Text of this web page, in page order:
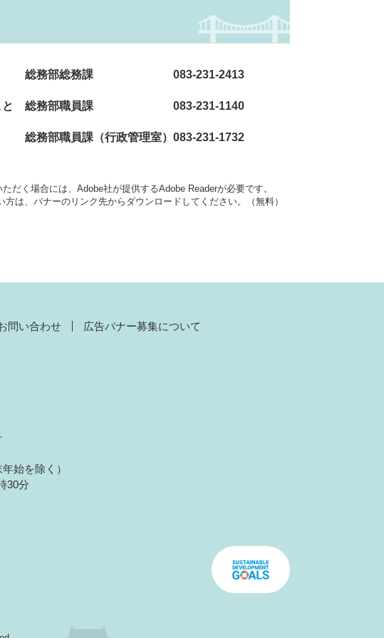
務部総務課 083-231-2413
すること 総務部職員課 083-231-1140
員課（行政管理室）083-231-1732
だく場合には、Adobe社が提供するAdobe Readerが必要です。
方は、バナーのリンク先からダウンロードしてください。（無料）
問い合わせ 広告バナー募集について
始を除く）
30分